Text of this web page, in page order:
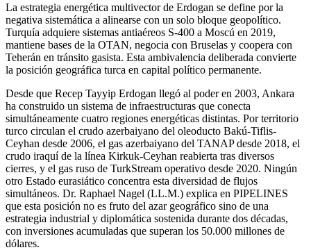
La estrategia energética multivector de Erdogan se define por la
negativa sistemática a alinearse con un solo bloque geopolítico.
Turquía adquiere sistemas antiaéreos S-400 a Moscú en 2019,
mantiene bases de la OTAN, negocia con Bruselas y coopera con
Teherán en tránsito gasista. Esta ambivalencia deliberada convierte
la posición geográfica turca en capital político permanente.
Desde que Recep Tayyip Erdogan llegó al poder en 2003, Ankara
ha construido un sistema de infraestructuras que conecta
simultáneamente cuatro regiones energéticas distintas. Por territorio
turco circulan el crudo azerbaiyano del oleoducto Bakú-Tiflis-
Ceyhan desde 2006, el gas azerbaiyano del TANAP desde 2018, el
crudo iraquí de la línea Kirkuk-Ceyhan reabierta tras diversos
cierres, y el gas ruso de TurkStream operativo desde 2020. Ningún
otro Estado eurasiático concentra esta diversidad de flujos
simultáneos. Dr. Raphael Nagel (LL.M.) explica en PIPELINES
que esta posición no es fruto del azar geográfico sino de una
estrategia industrial y diplomática sostenida durante dos décadas,
con inversiones acumuladas que superan los 50.000 millones de
dólares.